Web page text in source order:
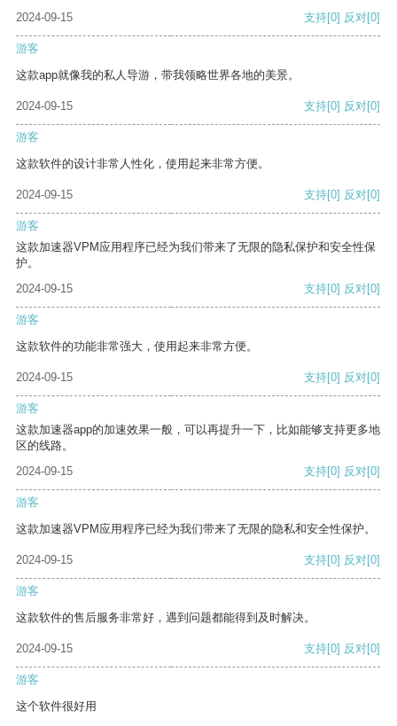
2024-09-15
支持[0] 反对[0]
游客
这款app就像我的私人导游，带我领略世界各地的美景。
2024-09-15 支持[0] 反对[0]
游客
这款软件的设计非常人性化，使用起来非常方便。
2024-09-15 支持[0] 反对[0]
游客
这款加速器VPM应用程序已经为我们带来了无限的隐私保护和安全性保
护。
2024-09-15
支持[0] 反对[0]
游客
这款软件的功能非常强大，使用起来非常方便。
2024-09-15 支持[0] 反对[0]
游客
这款加速器app的加速效果一般，可以再提升一下，比如能够支持更多地
区的线路。
2024-09-15
支持[0] 反对[0]
游客
这款加速器VPM应用程序已经为我们带来了无限的隐私和安全性保护。
2024-09-15 支持[0] 反对[0]
游客
这款软件的售后服务非常好，遇到问题都能得到及时解决。
2024-09-15 支持[0] 反对[0]
游客
这个软件很好用